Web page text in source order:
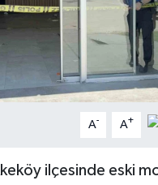
A- A+
ilçesinde eski